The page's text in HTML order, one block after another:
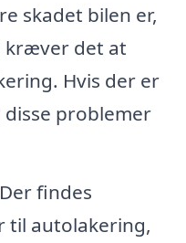
skadet bilen er,
kræver det at
Hvis der er
problemer
Der findes
til autolakering,